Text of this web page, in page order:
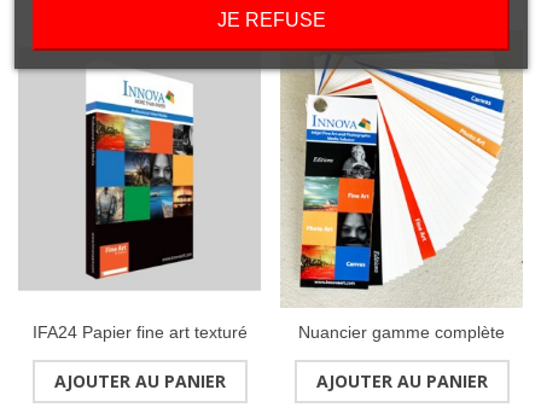
IFA24 Papier fine art texturé
210g Decor Smooth Art
(Blanc naturel) A3 (25
feuilles)
AJOUTER AU PANIER
Nuancier gamme complète
INNOVA
AJOUTER AU PANIER
JE REFUSE